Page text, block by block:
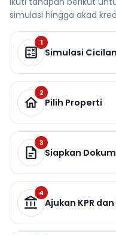
simulasi hingga akad
1
Simulasi Cicilan
2
Pilih Properti
3
Siapkan
4
Ajukan KPR